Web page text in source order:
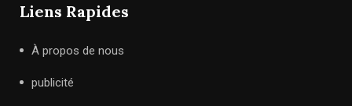
Liens Rapides
À propos de nous
publicité